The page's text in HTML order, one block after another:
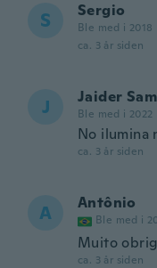
S Sergio
Ble med i 2018
ca. 3 år siden
J Jaider
Ble med i 2022
No ilumina
ca. 3 år siden
A Antônio
Ble med i
Muito
ca. 3 år siden